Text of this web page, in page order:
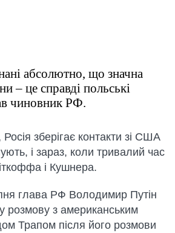
абсолютно, що значна
– це справді польські
чиновник РФ.
зберігає контакти зі США
і зараз, коли тривалий час
і Кушнера.
глава РФ Володимир Путін
розмову з американським
Трапом після його розмови